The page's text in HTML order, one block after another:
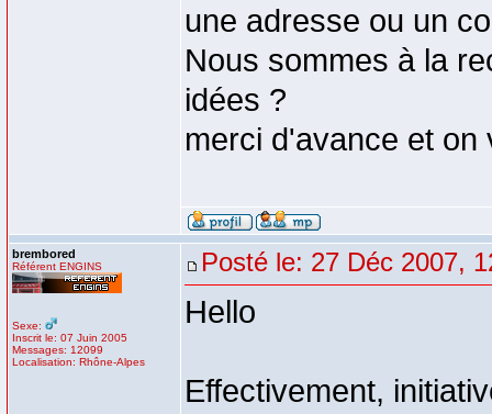
une adresse ou un
Nous sommes à la
idées ?
merci d'avance et on
brembored
Référent ENGINS
Sexe:
Inscrit le: 07 Juin 2005
Messages: 12099
Localisation: Rhône-Alpes
Posté le: 27 Déc 2007,
Hello
Effectivement,